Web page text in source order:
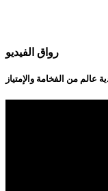
رواق الفيديو
عالم من الفخامة والإمتياز